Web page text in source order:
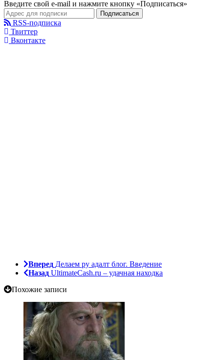
Введите свой e-mail и нажмите кнопку «Подписаться»
Подписаться
RSS-подписка
Твиттер
Вконтакте
Вперед Делаем ру адалт блог. Введение
Назад UltimateCash.ru – удачная находка
Похожие записи